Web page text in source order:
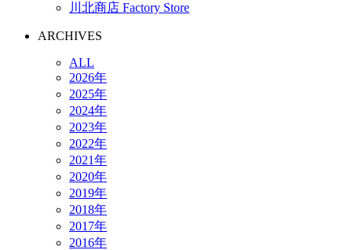
川北商店 Factory Store
ARCHIVES
ALL
2026年
2025年
2024年
2023年
2022年
2021年
2020年
2019年
2018年
2017年
2016年